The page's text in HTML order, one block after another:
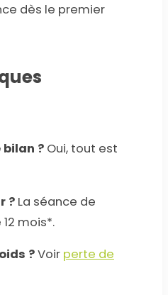
dès le premier
? Oui, tout est
? La séance de
mois*.
?Voir perte de